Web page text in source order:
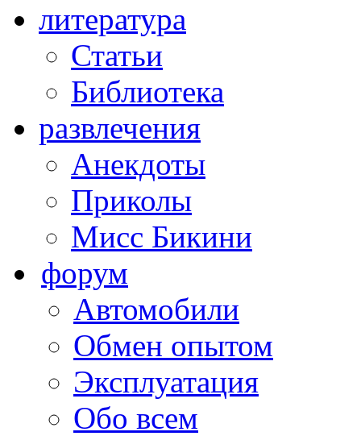
литература
Статьи
Библиотека
развлечения
Анекдоты
Приколы
Мисс Бикини
форум
Автомобили
Обмен опытом
Эксплуатация
Обо всем